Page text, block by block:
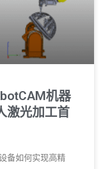
机器
激光加工首
备如何实现高精